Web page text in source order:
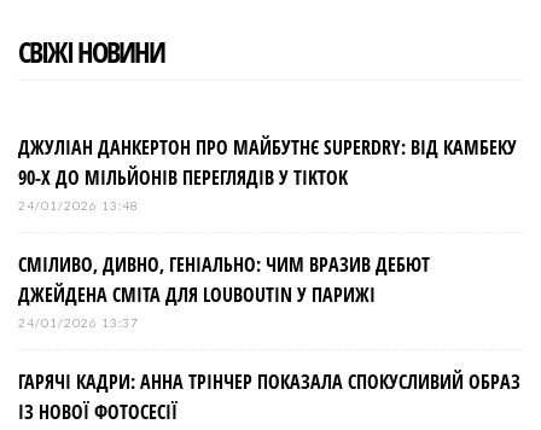
СВІЖІ НОВИНИ
ДЖУЛІАН ДАНКЕРТОН ПРО МАЙБУТНЄ SUPERDRY: ВІД КАМБЕКУ
90-Х ДО МІЛЬЙОНІВ ПЕРЕГЛЯДІВ У TIKTOK
24/01/2026 13:48
СМІЛИВО, ДИВНО, ГЕНІАЛЬНО: ЧИМ ВРАЗИВ ДЕБЮТ
ДЖЕЙДЕНА СМІТА ДЛЯ LOUBOUTIN У ПАРИЖІ
24/01/2026 13:37
ГАРЯЧІ КАДРИ: АННА ТРІНЧЕР ПОКАЗАЛА СПОКУСЛИВИЙ ОБРАЗ
ІЗ НОВОЇ ФОТОСЕСІЇ